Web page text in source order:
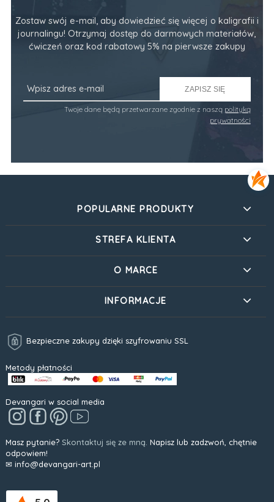
Zostaw swój e-mail, aby dowiedzieć się więcej o kaligrafii i
journalingu! Otrzymaj dostęp do darmowych materiałów,
ćwiczeń oraz kod rabatowy 5% na pierwsze zakupy
ZAPISZ SIĘ
Twoje dane będą przetwarzane zgodnie z naszą polityką
prywatności
POPULARNE PRODUKTY
STREFA KLIENTA
O MARCE
INFORMACJE
Bezpieczne zakupy dzięki szyfrowaniu SSL
Metody płatności
Devangari w social media
Masz pytanie? Skontaktuj się ze mną. Napisz lub zadzwoń, chętnie
odpowiem!
✉ info@devangari-art.pl